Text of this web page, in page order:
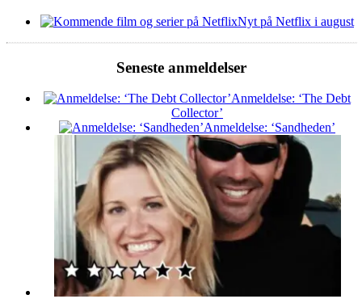
Nyt på Netflix i august
Seneste anmeldelser
Anmeldelse: ‘The Debt
Collector’
Anmeldelse: ‘Sandheden’